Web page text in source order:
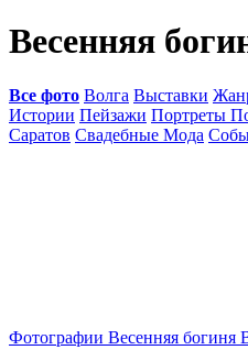
Весенняя
Все фото Волга Выставки
Истории Пейзажи Портреты
Саратов Свадебные Мода
Фотографии Весенняя богиня